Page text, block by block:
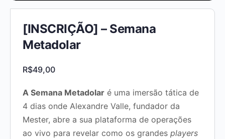
[INSCRIÇÃO] – Semana
Metadolar
R$49,00
A Semana Metadolar é uma imersão tática de
4 dias onde Alexandre Valle, fundador da
Mester, abre a sua plataforma de operações
ao vivo para revelar como os grandes players